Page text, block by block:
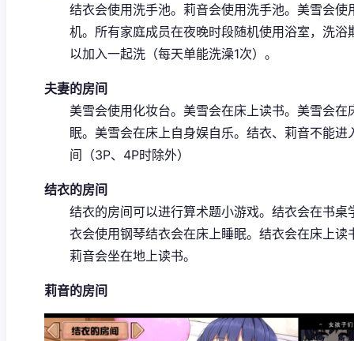
结衣会使用洗手池。 莉音会使用洗手池。 美雪会使
机。 所有家庭成员在夜晚时段随机使用浴室，洗浴
以加入一起洗（每天单能洗澡1次）。
夫妻的房间
美雪会使用化妆台。 美雪会在床上读书。 美雪会在
眠。 美雪会在床上自身娱自乐。 结衣、莉音不能进
间（3P、4P时除外）
结衣的房间
结衣的房间可以进行算术题小游戏。 结衣会在书桌
衣会使用钢琴结衣会在床上睡眠。 结衣会在床上读
莉音会坐在地上读书。
莉音的房间